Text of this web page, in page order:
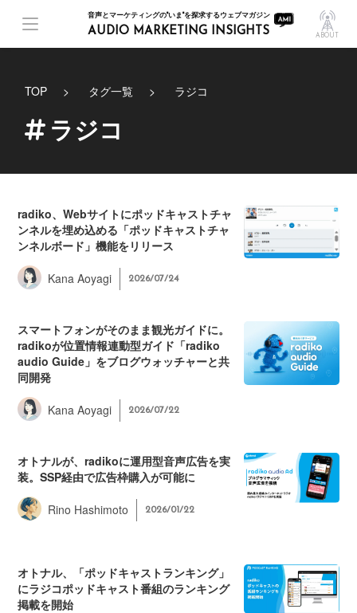
音声とマーケティングの"いま"を探求するウェブマガジン
AUDIO MARKETING INSIGHTS ABOUT
TOP タグ一覧 ラジコ
ラジコ
radiko、Webサイトにポッドキャストチャ
ンネルを埋め込める「ポッドキャストチャ
ンネルボード」機能をリリース
Kana Aoyagi 2026/07/24
スマートフォンがそのまま観光ガイドに。
radikoが位置情報連動型ガイド「radiko
audio Guide」をブログウォッチャーと共
同開発
Kana Aoyagi 2026/07/22
オトナルが、radikoに運用型音声広告を実
装。SSP経由で広告枠購入が可能に
Rino Hashimoto 2026/01/22
オトナル、「ポッドキャストランキング」
にラジコポッドキャスト番組のランキング
掲載を開始